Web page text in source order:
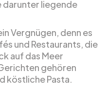
darunter liegende
Vergnügen, denn es
und Restaurants, die
auf das Meer
gehören
köstliche Pasta.